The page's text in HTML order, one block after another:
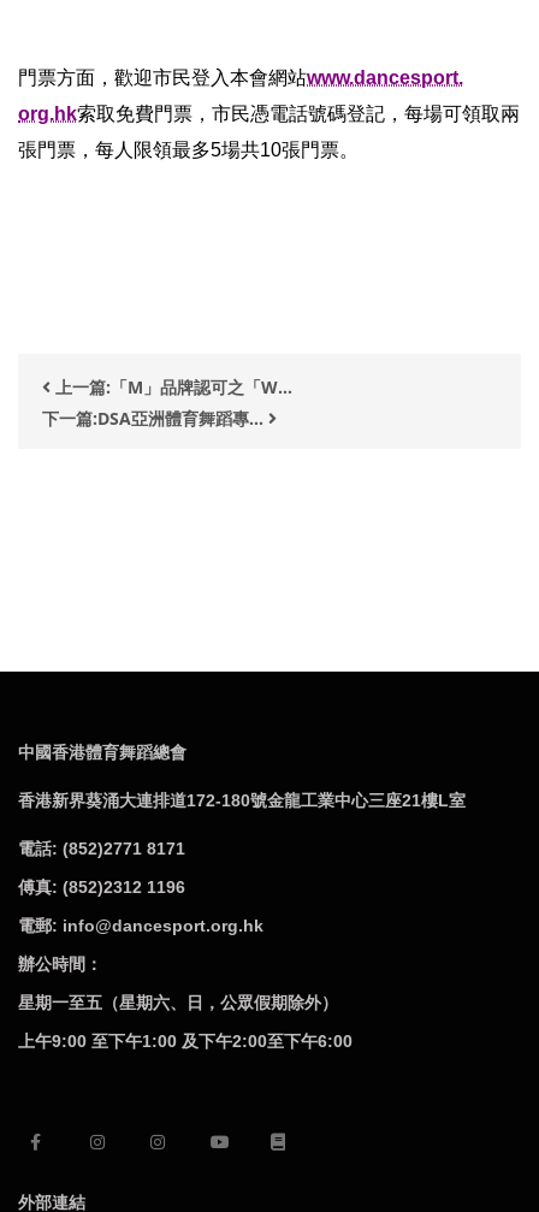
門票方面，歡迎市民登入本會網站www.dancesport.
org.hk索取免費門票，市民憑電話號碼登記， 每場可領取兩
張門票，每人限領最多5場共10張門票。
上一篇:「M」品牌認可之「W...
下一篇:DSA亞洲體育舞蹈專...
中國香港體育舞蹈總會
香港新界葵涌大連排道172-180號金龍工業中心三座21樓L室
電話: (852)2771 8171
傅真: (852)2312 1196
電郵: info@dancesport.org.hk
辦公時間：
星期一至五（星期六、日，公眾假期除外）
上午9:00 至下午1:00 及下午2:00至下午6:00
外部連結